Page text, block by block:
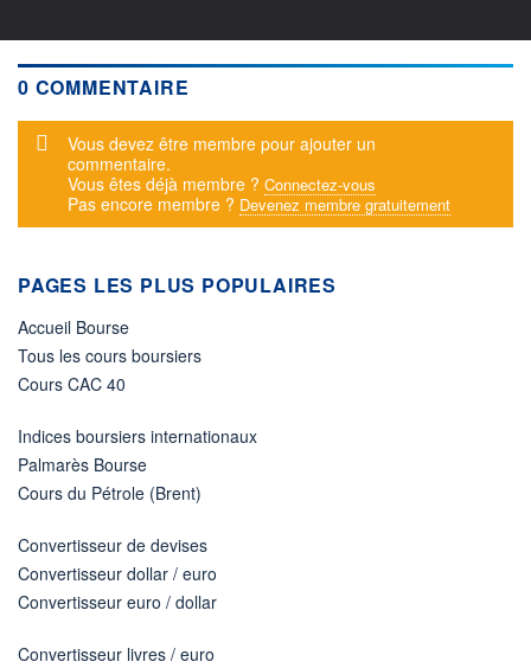
0 COMMENTAIRE
Message d'alerte
Vous devez être membre pour ajouter un
commentaire.
Vous êtes déjà membre ? Connectez-vous
Pas encore membre ? Devenez membre gratuitement
PAGES LES PLUS POPULAIRES
Accueil Bourse
Tous les cours boursiers
Cours CAC 40
Indices boursiers internationaux
Palmarès Bourse
Cours du Pétrole (Brent)
Convertisseur de devises
Convertisseur dollar / euro
Convertisseur euro / dollar
Convertisseur livres / euro